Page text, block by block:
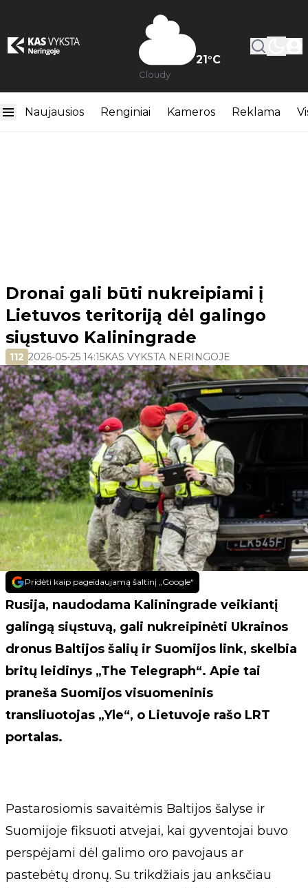
21°C
Cloudy
Naujausios Renginiai Kameros Reklama
Dronai gali būti nukreipiami į
Lietuvos teritoriją dėl galingo
siųstuvo Kaliningrade
112 2026-05-25 14:15KAS VYKSTA NERINGOJE
Pridėti kaip pageidaujamą šaltinį „Google“
Rusija, naudodama Kaliningrade veikiantį
galingą siųstuvą, gali nukreipinėti Ukrainos
dronus Baltijos šalių ir Suomijos link, skelbia
britų leidinys „The Telegraph“. Apie tai
praneša Suomijos visuomeninis
transliuotojas „Yle“, o Lietuvoje rašo LRT
portalas.
Pastarosiomis savaitėmis Baltijos šalyse ir
Suomijoje fiksuoti atvejai, kai gyventojai buvo
perspėjami dėl galimo oro pavojaus ar
pastebėtų dronų. Su trikdžiais jau anksčiau